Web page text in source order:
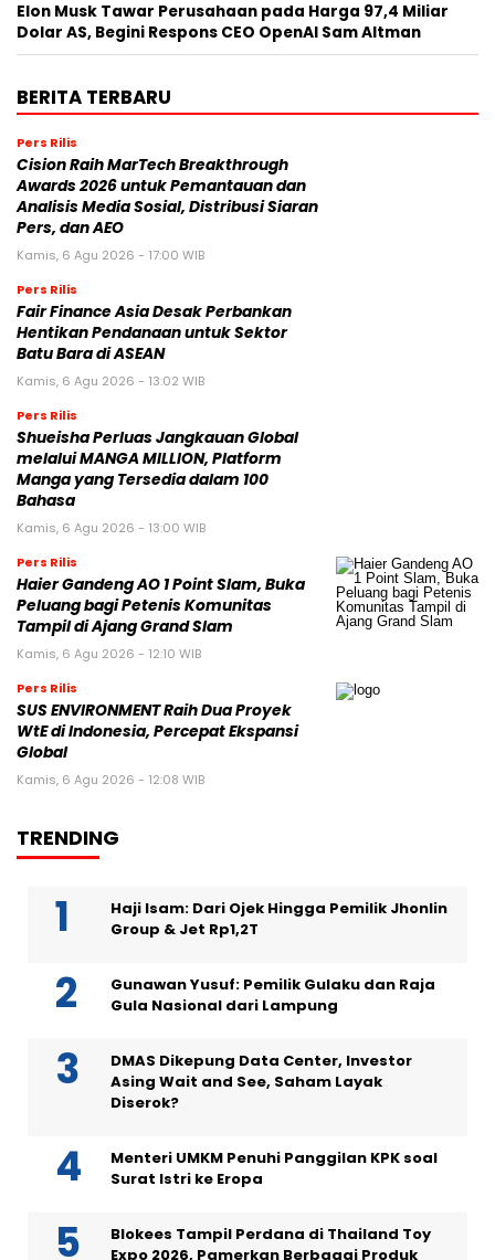
Elon Musk Tawar Perusahaan pada Harga 97,4 Miliar
Dolar AS, Begini Respons CEO OpenAI Sam Altman
BERITA TERBARU
Pers Rilis
Cision Raih MarTech Breakthrough
Awards 2026 untuk Pemantauan dan
Analisis Media Sosial, Distribusi Siaran
Pers, dan AEO
Kamis, 6 Agu 2026 - 17:00 WIB
Pers Rilis
Fair Finance Asia Desak Perbankan
Hentikan Pendanaan untuk Sektor
Batu Bara di ASEAN
Kamis, 6 Agu 2026 - 13:02 WIB
Pers Rilis
Shueisha Perluas Jangkauan Global
melalui MANGA MILLION, Platform
Manga yang Tersedia dalam 100
Bahasa
Kamis, 6 Agu 2026 - 13:00 WIB
Pers Rilis
Haier Gandeng AO 1 Point Slam, Buka
Peluang bagi Petenis Komunitas
Tampil di Ajang Grand Slam
Kamis, 6 Agu 2026 - 12:10 WIB
Pers Rilis
SUS ENVIRONMENT Raih Dua Proyek
WtE di Indonesia, Percepat Ekspansi
Global
Kamis, 6 Agu 2026 - 12:08 WIB
TRENDING
Haji Isam: Dari Ojek Hingga Pemilik Jhonlin
Group & Jet Rp1,2T
Gunawan Yusuf: Pemilik Gulaku dan Raja
Gula Nasional dari Lampung
DMAS Dikepung Data Center, Investor
Asing Wait and See, Saham Layak
Diserok?
Menteri UMKM Penuhi Panggilan KPK soal
Surat Istri ke Eropa
Blokees Tampil Perdana di Thailand Toy
Expo 2026, Pamerkan Berbagai Produk